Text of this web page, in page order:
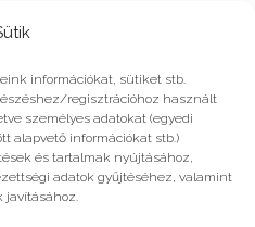
információkat, sütiket stb.
regisztrációhoz használt
személyes adatokat (egyedi
alapvető információkat stb.)
és tartalmak nyújtásához,
adatok gyűjtéséhez, valamint
javításához.
kreativitás,